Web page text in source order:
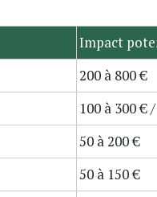
Impact
200 à 800 €
100 à 300 €
50 à 200 €
50 à 150 €